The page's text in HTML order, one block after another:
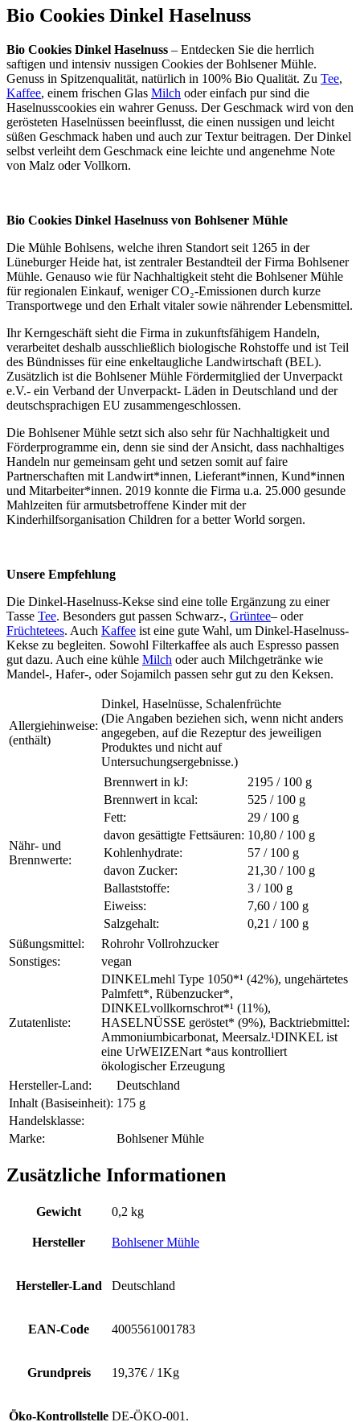
Bio Cookies Dinkel Haselnuss
Bio Cookies Dinkel Haselnuss – Entdecken Sie die herrlich
saftigen und intensiv nussigen Cookies der Bohlsener Mühle.
Genuss in Spitzenqualität, natürlich in 100% Bio Qualität. Zu Tee,
Kaffee, einem frischen Glas Milch oder einfach pur sind die
Haselnusscookies ein wahrer Genuss. Der Geschmack wird von den
gerösteten Haselnüssen beeinflusst, die einen nussigen und leicht
süßen Geschmack haben und auch zur Textur beitragen. Der Dinkel
selbst verleiht dem Geschmack eine leichte und angenehme Note
von Malz oder Vollkorn.
Bio Cookies Dinkel Haselnuss von Bohlsener Mühle
Die Mühle Bohlsens, welche ihren Standort seit 1265 in der
Lüneburger Heide hat, ist zentraler Bestandteil der Firma Bohlsener
Mühle. Genauso wie für Nachhaltigkeit steht die Bohlsener Mühle
für regionalen Einkauf, weniger CO₂-Emissionen durch kurze
Transportwege und den Erhalt vitaler sowie nährender Lebensmittel.
Ihr Kerngeschäft sieht die Firma in zukunftsfähigem Handeln,
verarbeitet deshalb ausschließlich biologische Rohstoffe und ist Teil
des Bündnisses für eine enkeltaugliche Landwirtschaft (BEL).
Zusätzlich ist die Bohlsener Mühle Fördermitglied der Unverpackt
e.V.- ein Verband der Unverpackt- Läden in Deutschland und der
deutschsprachigen EU zusammengeschlossen.
Die Bohlsener Mühle setzt sich also sehr für Nachhaltigkeit und
Förderprogramme ein, denn sie sind der Ansicht, dass nachhaltiges
Handeln nur gemeinsam geht und setzen somit auf faire
Partnerschaften mit Landwirt*innen, Lieferant*innen, Kund*innen
und Mitarbeiter*innen. 2019 konnte die Firma u.a. 25.000 gesunde
Mahlzeiten für armutsbetroffene Kinder mit der
Kinderhilfsorganisation Children for a better World sorgen.
Unsere Empfehlung
Die Dinkel-Haselnuss-Kekse sind eine tolle Ergänzung zu einer
Tasse Tee. Besonders gut passen Schwarz-, Grüntee– oder
Früchtetees. Auch Kaffee ist eine gute Wahl, um Dinkel-Haselnuss-
Kekse zu begleiten. Sowohl Filterkaffee als auch Espresso passen
gut dazu. Auch eine kühle Milch oder auch Milchgetränke wie
Mandel-, Hafer-, oder Sojamilch passen sehr gut zu den Keksen.
Allergiehinweise:
(enthält)
Dinkel, Haselnüsse, Schalenfrüchte
(Die Angaben beziehen sich, wenn nicht anders
angegeben, auf die Rezeptur des jeweiligen
Produktes und nicht auf
Untersuchungsergebnisse.)
Nähr- und
Brennwerte:
Brennwert in kJ:
2195 / 100 g
Brennwert in kcal:
525 / 100 g
Fett:
29 / 100 g
davon gesättigte Fettsäuren: 10,80 / 100 g
Kohlenhydrate:
57 / 100 g
davon Zucker:
21,30 / 100 g
Ballaststoffe:
3 / 100 g
Eiweiss:
7,60 / 100 g
Salzgehalt:
0,21 / 100 g
Süßungsmittel:
Rohrohr Vollrohzucker
Sonstiges:
vegan
Zutatenliste:
DINKELmehl Type 1050*¹ (42%), ungehärtetes
Palmfett*, Rübenzucker*,
DINKELvollkornschrot*¹ (11%),
HASELNÜSSE geröstet* (9%), Backtriebmittel:
Ammoniumbicarbonat, Meersalz.¹DINKEL ist
eine UrWEIZENart *aus kontrolliert
ökologischer Erzeugung
Hersteller-Land:
Deutschland
Inhalt (Basiseinheit): 175 g
Handelsklasse:
Marke:
Bohlsener Mühle
Zusätzliche Informationen
Gewicht 0,2 kg
Hersteller Bohlsener Mühle
Hersteller-Land Deutschland
EAN-Code 4005561001783
Grundpreis 19,37€ / 1Kg
Öko-Kontrollstelle DE-ÖKO-001.